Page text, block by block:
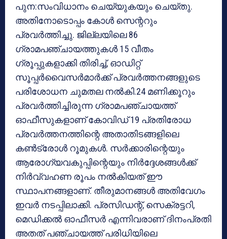
പുന:സംവിധാനം ചെയ്യുകയും ചെയ്തു.
അതിനോടൊപ്പം കോൾ സെന്ററും
പ്രവർത്തിച്ചു. ജില്ലയിലെ 86
ഗ്രാമപഞ്ചായത്തുകൾ 15 വീതം
ഗ്രൂപ്പുകളാക്കി തിരിച്ച്, ഓഡിറ്റ്
സൂപ്പർവൈസർമാർക്ക് പ്രവർത്തനങ്ങളുടെ
പരിശോധന ചുമതല നൽകി.24 മണിക്കൂറും
പ്രവർത്തിച്ചിരുന്ന ഗ്രാമപഞ്ചായത്ത്
ഓഫീസുകളാണ് കോവിഡ് 19 പ്രതിരോധ
പ്രവർത്തനത്തിന്റെ അതാതിടങ്ങളിലെ
കൺട്രോൾ റൂമുകൾ. സർക്കാരിന്റെയും
ആരോഗ്യവകുപ്പിന്റെയും നിർദ്ദേശങ്ങൾക്ക്
നിർവ്വഹണ രൂപം നൽകിയത് ഈ
സ്ഥാപനങ്ങളാണ്. തീരുമാനങ്ങൾ അതിവേഗം
ഇവർ നടപ്പിലാക്കി. പ്രസിഡന്റ്, സെക്രട്ടറി,
മെഡിക്കൽ ഓഫീസർ എന്നിവരാണ് ദിനംപ്രതി
അതത് പഞ്ചായത്ത് പരിധിയിലെ